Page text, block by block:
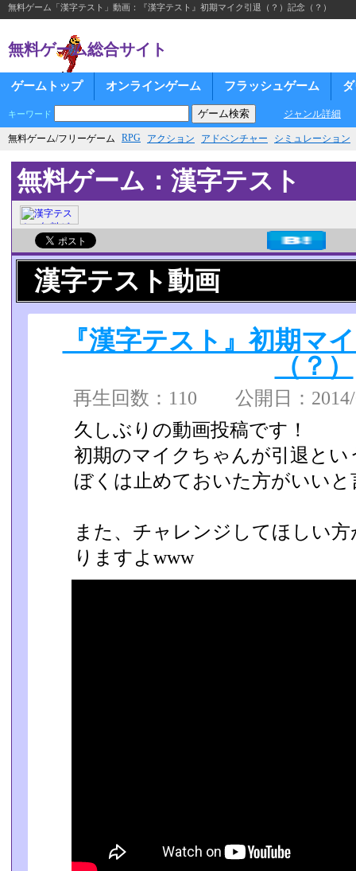
無料ゲーム「漢字テスト」動画：『漢字テスト』初期マイク引退（？）記念（？）
無料ゲーム総合サイト
ゲームトップ オンラインゲーム フラッシュゲーム
キーワード ジャンル詳細
無料ゲーム/フリーゲーム RPG アクション アドベンチャー シミュレーション
無料ゲーム：漢字テスト
漢字テスト動画
『漢字テスト』初期マ
（？）
再生回数：110 公開日：
久しぶりの動画投稿です！
初期のマイクちゃんが引退と
ぼくは止めておいた方がいいと
また、チャレンジしてほしい
りますよwww